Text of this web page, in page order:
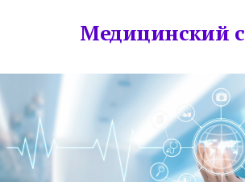
Медицинский